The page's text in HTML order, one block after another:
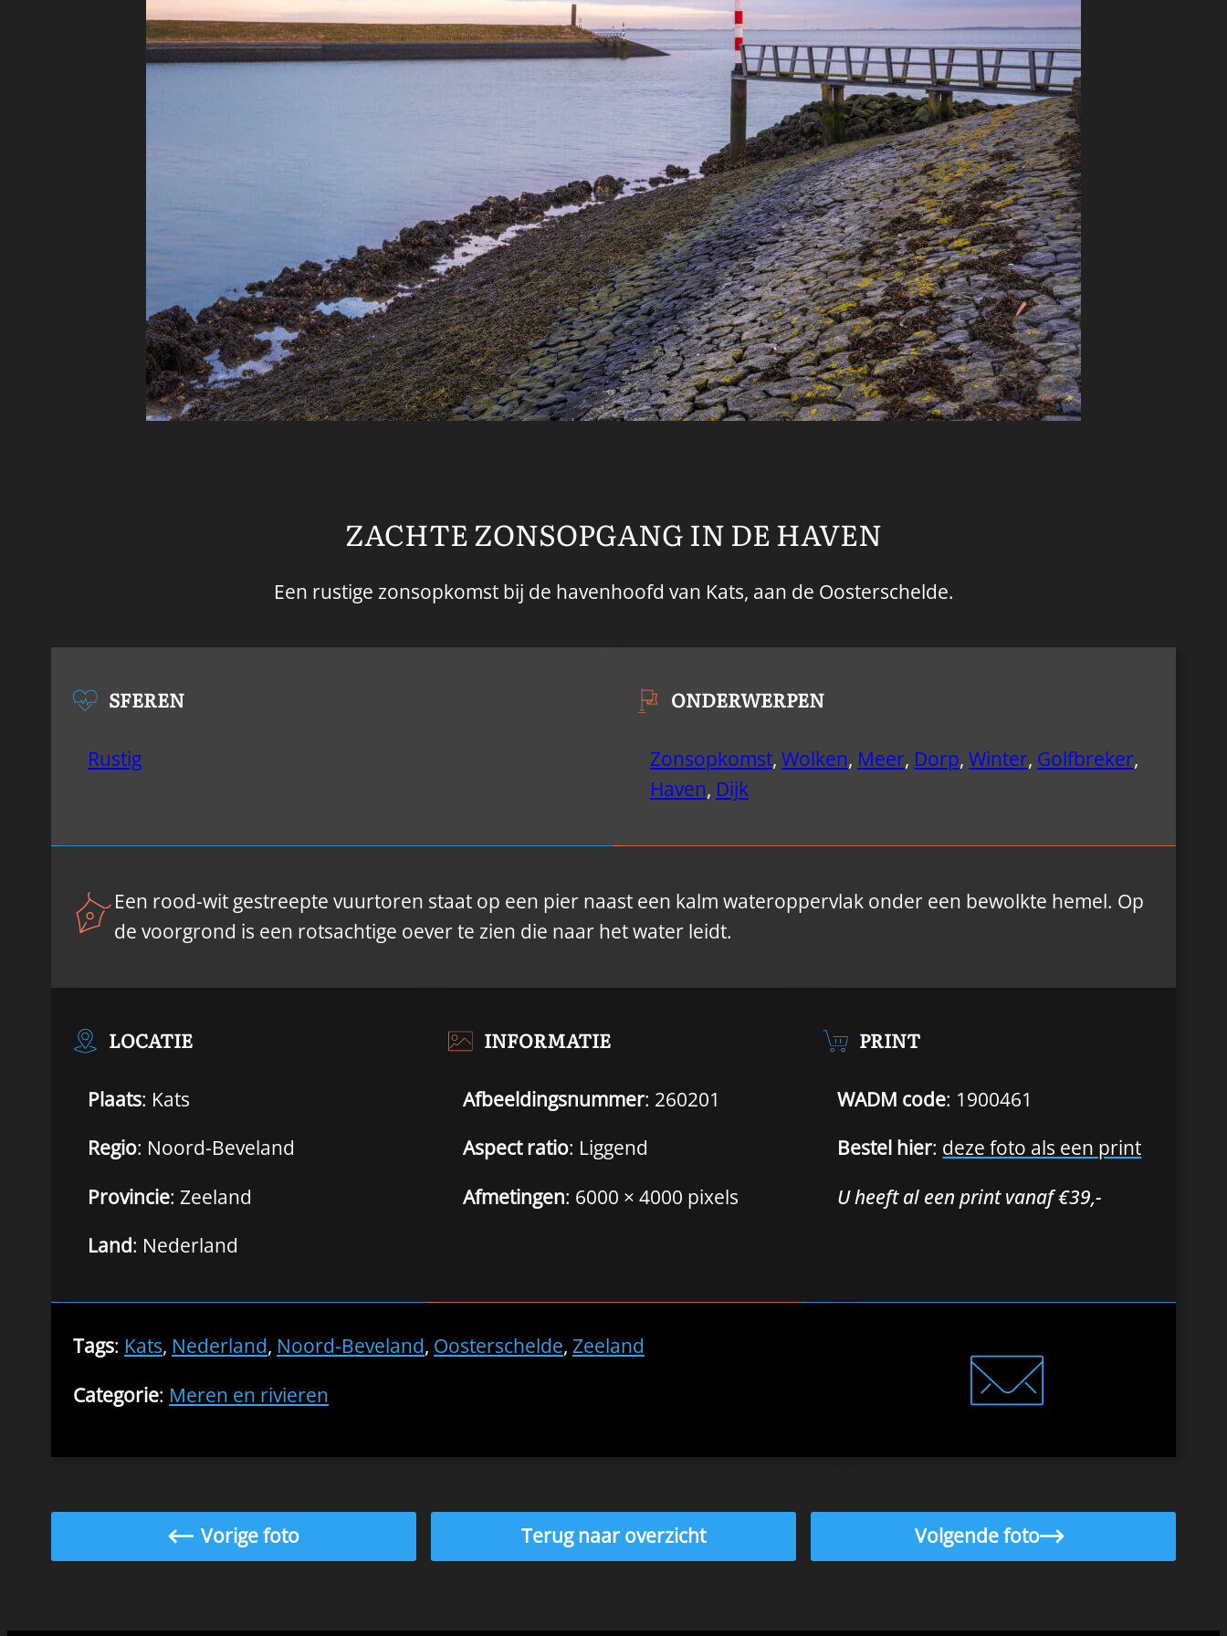
ZACHTE ZONSOPGANG IN DE HAVEN
Een rustige zonsopkomst bij de havenhoofd van Kats, aan de Oosterschelde.
SFEREN
Rustig
ONDERWERPEN
Zonsopkomst, Wolken, Meer, Dorp, Winter, Golfbreker,
Haven, Dijk
Een rood-wit gestreepte vuurtoren staat op een pier naast een kalm wateroppervlak onder een bewolkte hemel. Op
de voorgrond is een rotsachtige oever te zien die naar het water leidt.
LOCATIE
Plaats: Kats
Regio: Noord-Beveland
Provincie: Zeeland
Land: Nederland
INFORMATIE
Afbeeldingsnummer: 260201
Aspect ratio: Liggend
Afmetingen: 6000 × 4000 pixels
PRINT
WADM code: 1900461
Bestel hier: deze foto als een print
U heeft al een print vanaf €39,-
Tags: Kats, Nederland, Noord-Beveland, Oosterschelde, Zeeland
Categorie: Meren en rivieren
Vorige foto Terug naar overzicht Volgende foto